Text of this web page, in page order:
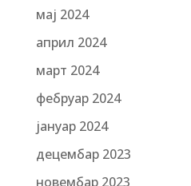
мај 2024
април 2024
март 2024
фебруар 2024
јануар 2024
децембар 2023
новембар 2023